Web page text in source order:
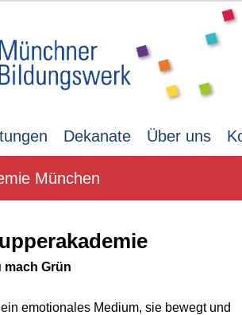
Dekanate Über uns
München
mach Grün
emotionales Medium, sie bewegt und